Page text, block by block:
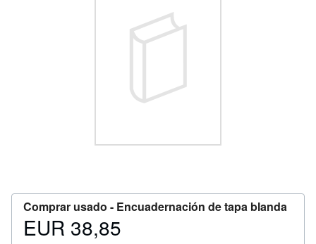
Comprar usado - Encuadernación de tapa blanda
Precio
EUR 38,85